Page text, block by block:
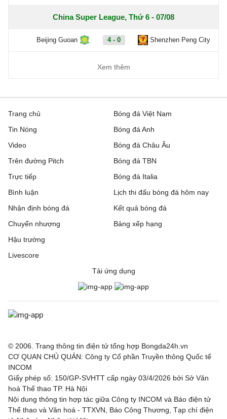
China Super League, Thứ 6 - 07/08
Beijing Guoan 4 - 0 Shenzhen Peng City
Xem thêm
Trang chủ
Tin Nóng
Video
Trên đường Pitch
Trực tiếp
Bóng đá Việt Nam
Bóng đá Anh
Bóng đá Châu Âu
Bóng đá TBN
Bóng đá Italia
Bình luận
Nhận định bóng đá
Chuyển nhượng
Hậu trường
Livescore
Lịch thi đấu bóng đá hôm nay
Kết quả bóng đá
Bảng xếp hạng
Tải ứng dụng
© 2006. Trang thông tin điện tử tổng hợp Bongda24h.vn
CƠ QUAN CHỦ QUẢN: Công ty Cổ phần Truyền thông Quốc tế
INCOM
Giấy phép số: 150/GP-SVHTT cấp ngày 03/4/2026 bởi Sở Văn
hoá Thể thao TP. Hà Nội
Nội dung thông tin hợp tác giữa Công ty INCOM và Báo điện tử
Thể thao và Văn hoá - TTXVN, Báo Công Thương, Tạp chí điện